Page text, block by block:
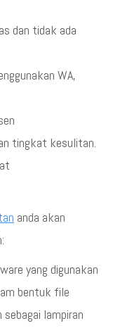
dan tidak ada
WA,
tingkat kesulitan.
anda akan
yang digunakan
bentuk file
lampiran